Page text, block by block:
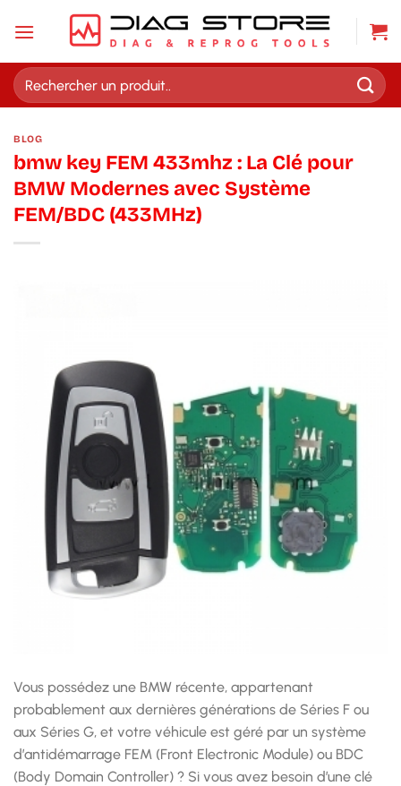
Recherche
pour :
BLOG
bmw key FEM 433mhz : La Clé pour
BMW Modernes avec Système
FEM/BDC (433MHz)
Vous possédez une BMW récente, appartenant
probablement aux dernières générations de Séries F ou
aux Séries G, et votre véhicule est géré par un système
d’antidémarrage FEM (Front Electronic Module) ou BDC
(Body Domain Controller) ? Si vous avez besoin d’une clé